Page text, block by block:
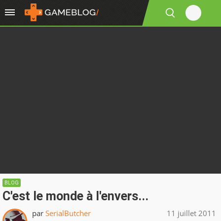
BLOG
C'est le monde à l'envers...
par SerialButcher 11 juillet 2011